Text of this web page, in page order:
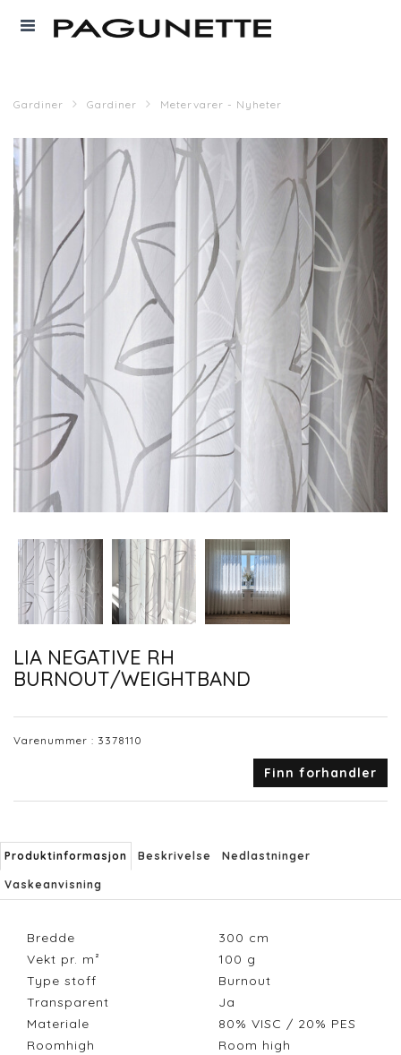
Gardiner Gardiner Metervarer - Nyheter
LIA NEGATIVE RH
BURNOUT/WEIGHTBAND
Varenummer : 3378110
Finn forhandler
Produktinformasjon Beskrivelse Nedlastninger
Vaskeanvisning
Bredde 300 cm
Vekt pr. m²
100 g
Type stoff
Burnout
Transparent
Ja
Materiale
80% VISC / 20% PES
Roomhigh
Room high